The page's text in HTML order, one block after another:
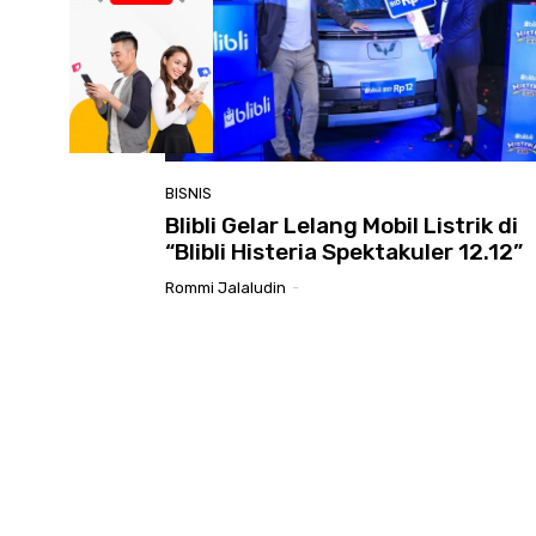
BISNIS
Blibli Gelar Lelang Mobil Listrik di
“Blibli Histeria Spektakuler 12.12”
Rommi Jalaludin -